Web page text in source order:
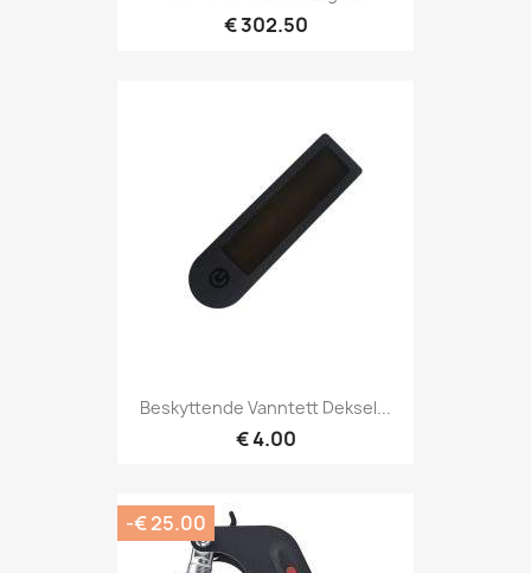
€ 302.50
Beskyttende Vanntett Deksel...
€ 4.00
-€ 25.00